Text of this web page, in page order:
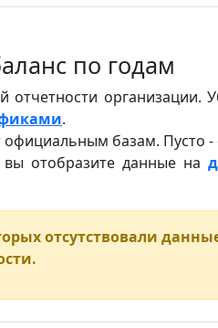
по годам
отчетности организации.
.
официальным базам. Пусто
отобразите данные на
отсутствовали